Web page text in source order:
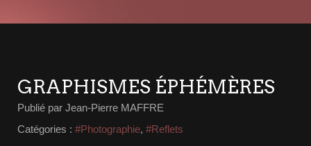
GRAPHISMES ÉPHÉMÈRES
Publié par Jean-Pierre MAFFRE
Catégories : #Photographie, #Reflets